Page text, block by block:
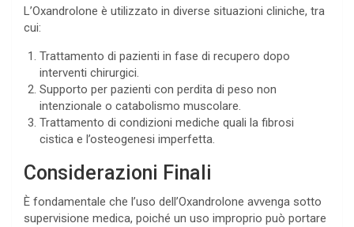
L’Oxandrolone è utilizzato in diverse situazioni cliniche, tra
cui:
Trattamento di pazienti in fase di recupero dopo
interventi chirurgici.
Supporto per pazienti con perdita di peso non
intenzionale o catabolismo muscolare.
Trattamento di condizioni mediche quali la fibrosi
cistica e l’osteogenesi imperfetta.
Considerazioni Finali
È fondamentale che l’uso dell’Oxandrolone avvenga sotto
supervisione medica, poiché un uso improprio può portare